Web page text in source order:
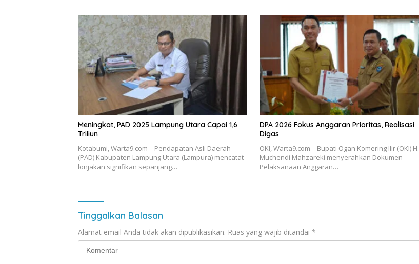
Meningkat, PAD 2025 Lampung Utara Capai 1,6
Triliun
Kotabumi, Warta9.com – Pendapatan Asli Daerah
(PAD) Kabupaten Lampung Utara (Lampura) mencatat
lonjakan signifikan sepanjang…
DPA 2026 Fokus Anggaran Prioritas, Realisasi
Digas
OKI, Warta9.com – Bupati Ogan Komering Ilir (OKI) H.
Muchendi Mahzareki menyerahkan Dokumen
Pelaksanaan Anggaran…
Tinggalkan Balasan
Alamat email Anda tidak akan dipublikasikan. Ruas yang wajib ditandai *